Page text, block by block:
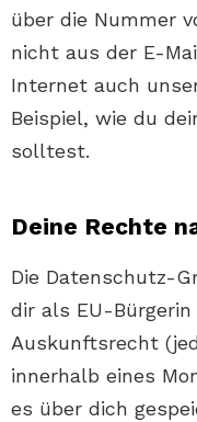
über die Nummer
nicht aus der E-
Internet auch
Beispiel, wie du
solltest.
Deine Rechte
Die Datenschutz-
dir als EU-
Auskunftsrecht
innerhalb eines
es über dich